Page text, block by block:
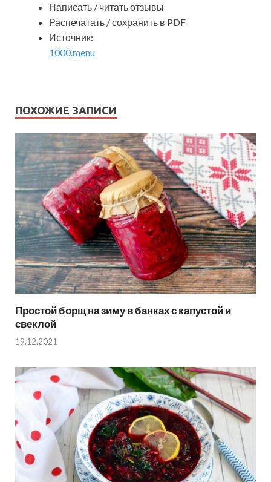
Написать / читать отзывы
Распечатать / сохранить в PDF
Источник:
1000.menu
ПОХОЖИЕ ЗАПИСИ
Простой борщ на зиму в банках с капустой и
свеклой
19.12.2021